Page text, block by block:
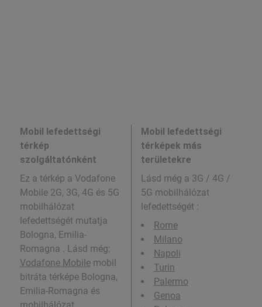
Mobil lefedettségi
térkép
szolgáltatónként
Ez a térkép a Vodafone
Mobile 2G, 3G, 4G és 5G
mobilhálózat
lefedettségét mutatja
Bologna, Emilia-
Romagna . Lásd még:
Vodafone Mobilemobil
bitráta térképe Bologna,
Emilia-Romagna és
Mobil lefedettségi
térképek más
területekre
Lásd még a 3G / 4G /
5G mobilhálózat
lefedettségét :
Rome
Milano
Napoli
Turin
Palermo
Genoa